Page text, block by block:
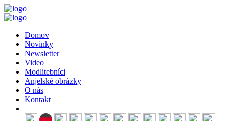
Domov
Novinky
Newsletter
Video
Modlitebníci
Anjelské obrázky
O nás
Kontakt